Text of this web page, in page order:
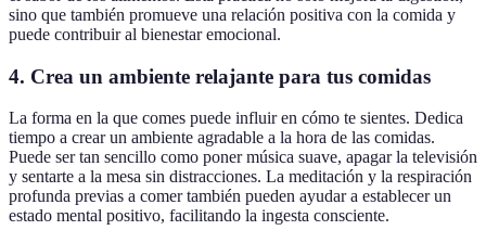
sino que también promueve una relación positiva con la comida y
puede contribuir al bienestar emocional.
4. Crea un ambiente relajante para tus comidas
La forma en la que comes puede influir en cómo te sientes. Dedica
tiempo a crear un ambiente agradable a la hora de las comidas.
Puede ser tan sencillo como poner música suave, apagar la televisión
y sentarte a la mesa sin distracciones. La meditación y la respiración
profunda previas a comer también pueden ayudar a establecer un
estado mental positivo, facilitando la ingesta consciente.